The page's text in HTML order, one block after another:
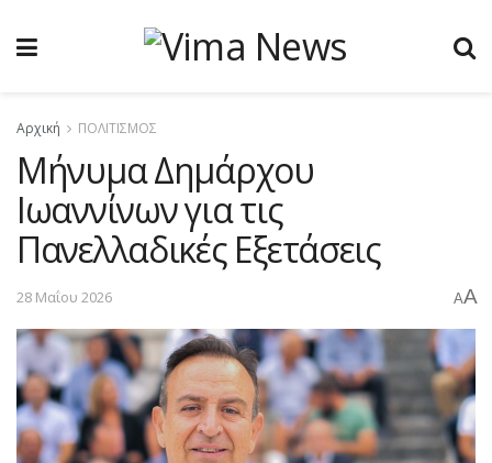
Αρχική ΠΟΛΙΤΙΣΜΟΣ
Μήνυμα Δημάρχου
Ιωαννίνων για τις
Πανελλαδικές Εξετάσεις
28 Μαΐου 2026 AA